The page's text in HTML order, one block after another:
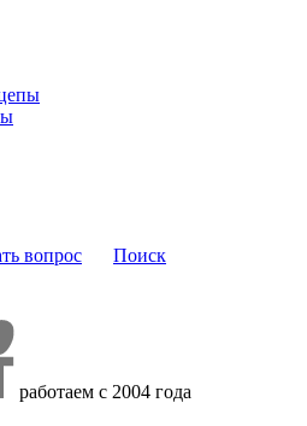
вопрос Поиск
работаем с 2004 года